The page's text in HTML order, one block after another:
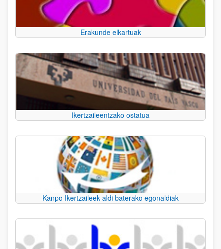
Erakunde elkartuak
Ikertzaileentzako ostatua
Kanpo Ikertzaileek aldi baterako egonaldiak